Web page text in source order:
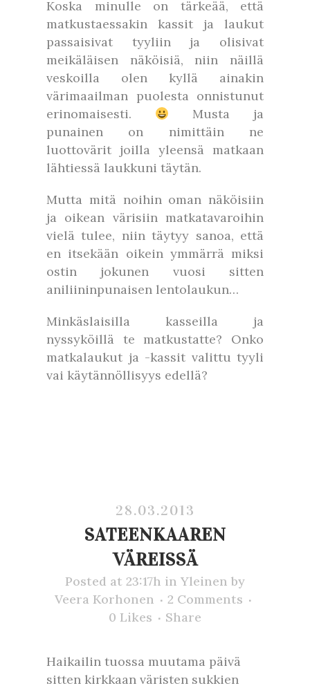
Koska minulle on tärkeää, että
matkustaessakin kassit ja laukut
passaisivat tyyliin ja olisivat
meikäläisen näköisiä, niin näillä
veskoilla olen kyllä ainakin
värimaailman puolesta onnistunut
erinomaisesti.
Musta ja
punainen on nimittäin ne
luottovärit joilla yleensä matkaan
lähtiessä laukkuni täytän.
Mutta mitä noihin oman näköisiin
ja oikean värisiin matkatavaroihin
vielä tulee, niin täytyy sanoa, että
en itsekään oikein ymmärrä miksi
ostin jokunen vuosi sitten
aniliininpunaisen lentolaukun…
Minkäslaisilla kasseilla ja
nyssyköillä te matkustatte? Onko
matkalaukut ja -kassit valittu tyyli
vai käytännöllisyys edellä?
28.03.2013
SATEENKAAREN
VÄREISSÄ
Posted at 23:17h in Yleinen by
Veera Korhonen
2 Comments
0 Likes Share
Haikailin tuossa muutama päivä
sitten kirkkaan väristen sukkien